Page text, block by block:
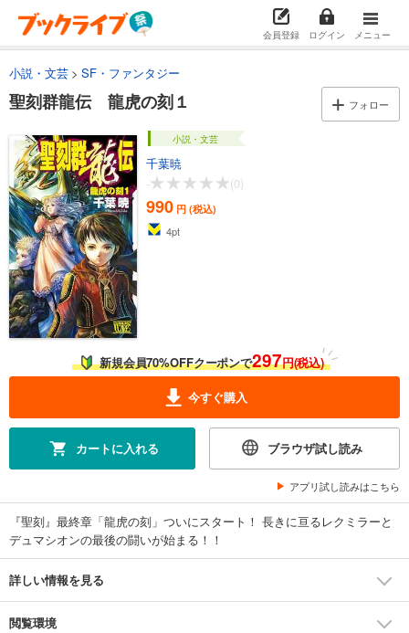
会員登録 ログイン メニュー
小説・文芸 SF・ファンタジー
聖刻群龍伝 龍虎の刻１ フォロー
小説・文芸
千葉暁
-
(0)
990 円 (税込)
4pt
新規会員70%OFFクーポンで297円(税込)
今すぐ購入
カートに入れる ブラウザ試し読み
アプリ試し読みはこちら
『聖刻』最終章「龍虎の刻」ついにスタート！ 長きに亘るレクミラーと
デュマシオンの最後の闘いが始まる！！
詳しい情報を見る
閲覧環境